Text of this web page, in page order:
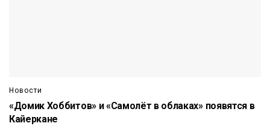
Новости
«Домик Хоббитов» и «Самолёт в облаках» появятся в
Кайеркане